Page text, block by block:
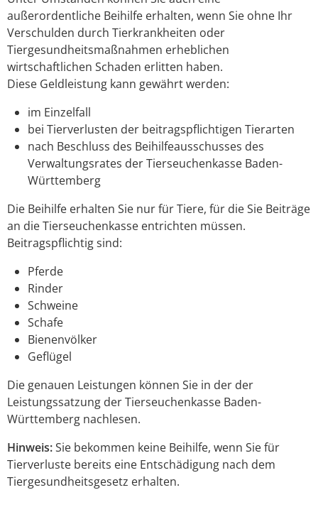
außerordentliche Beihilfe erhalten, wenn Sie ohne Ihr
Verschulden durch Tierkrankheiten oder
Tiergesundheitsmaßnahmen erheblichen
wirtschaftlichen Schaden erlitten haben.
Diese Geldleistung kann gewährt werden:
im Einzelfall
bei Tierverlusten der beitragspflichtigen Tierarten
nach Beschluss des Beihilfeausschusses des
Verwaltungsrates der Tierseuchenkasse Baden-
Württemberg
Die Beihilfe erhalten Sie nur für Tiere, für die Sie Beiträge
an die Tierseuchenkasse entrichten müssen.
Beitragspflichtig sind:
Pferde
Rinder
Schweine
Schafe
Bienenvölker
Geflügel
Die genauen Leistungen können Sie in der der
Leistungssatzung der Tierseuchenkasse Baden-
Württemberg nachlesen.
Hinweis:Sie bekommen keine Beihilfe, wenn Sie für
Tierverluste bereits eine Entschädigung nach dem
Tiergesundheitsgesetz erhalten.